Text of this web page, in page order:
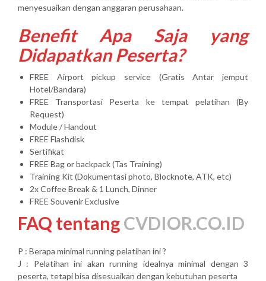
menyesuaikan dengan anggaran perusahaan.
Benefit Apa Saja yang
Didapatkan Peserta?
FREE Airport pickup service (Gratis Antar jemput
Hotel/Bandara)
FREE Transportasi Peserta ke tempat pelatihan (By
Request)
Module / Handout
FREE Flashdisk
Sertifikat
FREE Bag or backpack (Tas Training)
Training Kit (Dokumentasi photo, Blocknote, ATK, etc)
2x Coffee Break & 1 Lunch, Dinner
FREE Souvenir Exclusive
FAQ tentangCVDIOR.CO.ID
P : Berapa minimal running pelatihan ini ?
J : Pelatihan ini akan running idealnya minimal dengan 3
peserta, tetapi bisa disesuaikan dengan kebutuhan peserta